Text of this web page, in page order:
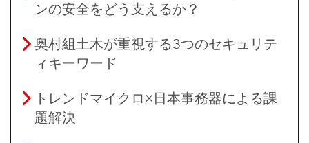
ンの安全をどう支えるか？
奥村組土木が重視する3つのセキュリテ
ィキーワード
トレンドマイクロ×日本事務器による課
題解決